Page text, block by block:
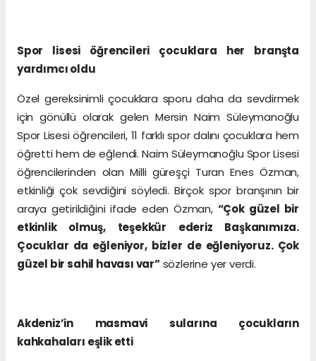
Spor lisesi öğrencileri çocuklara her branşta
yardımcı oldu
Özel gereksinimli çocuklara sporu daha da sevdirmek
için gönüllü olarak gelen Mersin Naim Süleymanoğlu
Spor Lisesi öğrencileri, 11 farklı spor dalını çocuklara hem
öğretti hem de eğlendi. Naim Süleymanoğlu Spor Lisesi
öğrencilerinden olan Milli güreşçi Turan Enes Özman,
etkinliği çok sevdiğini söyledi. Birçok spor branşının bir
araya getirildiğini ifade eden Özman, “Çok güzel bir
etkinlik olmuş, teşekkür ederiz Başkanımıza.
Çocuklar da eğleniyor, bizler de eğleniyoruz. Çok
güzel bir sahil havası var”sözlerine yer verdi.
Akdeniz’in masmavi sularına çocukların
kahkahaları eşlik etti